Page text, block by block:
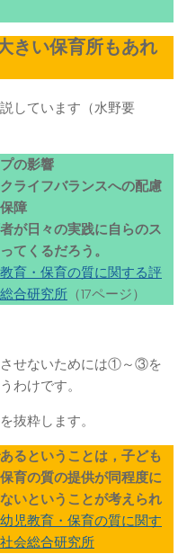
きい保育所もあれ
しています（水野要
の影響
ライフバランスへの配慮
障
が日々の実践に自らのス
てくるだろう。
育・保育の質に関する評
合研究所 （17ページ）
せないためには①～③を
わけです。
抜粋します。
るということは，子ども
育の質の提供が同程度に
いということが考えられ
児教育・保育の質に関す
会総合研究所